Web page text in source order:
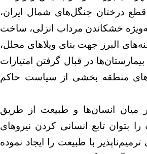
قطع درختان جنگل‌های شمال ایران،
به‌ویژه خشکاندن مرداب انزلی، ساخت
البرز جهت بنای ويلاهای مجلل،
در قبال گرفتن امتيازات
منطقه بخشی از سياست حاکم
میان انسان‌ها و طبیعت از طریق
بتوان تابع انسانی کردن نیروهای
با طبیعت را ایجاد نموده